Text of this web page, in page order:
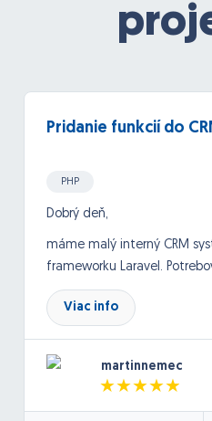
Pridanie funkcií do
PHP
Dobrý deň,
máme malý interný CRM
frameworku Laravel.
systému a doladenie
Dokumentácia k nemu nie
že to môže byť komplikácia.
Systém je v podstate
cca 8 eshopov, kde
Viac info
martinnemec